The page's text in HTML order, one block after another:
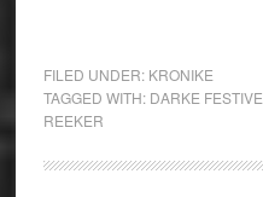
FILED UNDER: KRONIKE
TAGGED WITH: DARKE FESTIVE
REEKER